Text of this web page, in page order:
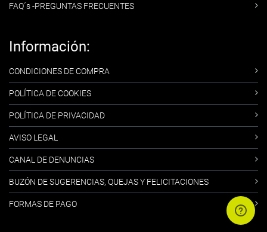
FAQ´s -PREGUNTAS FRECUENTES
Información:
CONDICIONES DE COMPRA
POLÍTICA DE COOKIES
POLÍTICA DE PRIVACIDAD
AVISO LEGAL
CANAL DE DENUNCIAS
BUZÓN DE SUGERENCIAS, QUEJAS Y FELICITACIONES
FORMAS DE PAGO